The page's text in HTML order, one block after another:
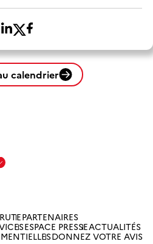
calendrier
PARTENAIRES
ESPACE PRESSEACTUALITÉS
DONNEZ VOTRE AVIS